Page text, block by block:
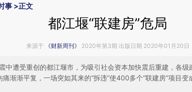
事 >正文
都江堰“联建房”危局
来源于 《财新周刊》 2020年第3期 出版日期 2020年01月20日
中遭受重创的都江堰市，为吸引社会资本加快震后重建，各级
渐渐平复，一场突如其来的“拆违”使400多个“联建房”项目变